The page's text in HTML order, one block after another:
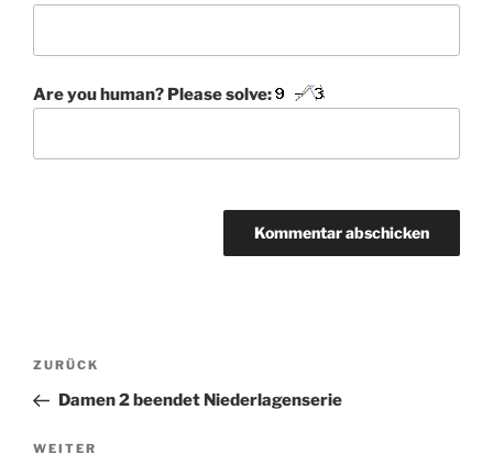
Are you human? Please solve:
e
r
a
Beitragsnavigation
Vorheriger
Beitrag
ZURÜCK
Damen 2 beendet Niederlagenserie
Nächster
WEITER